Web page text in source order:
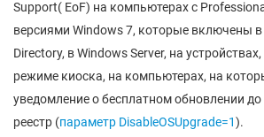
Support( EoF) на компьютерах с
версиями Windows 7, которые включены
Directory, в Windows Server, на
режиме киоска, на компьютерах, на
уведомление о бесплатном обновлении до
реестр (параметр DisableOSUpgrade=1).